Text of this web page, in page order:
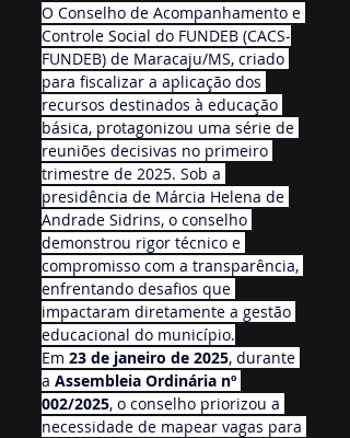
O Conselho de Acompanhamento e
Controle Social do FUNDEB (CACS-
FUNDEB) de Maracaju/MS, criado
para fiscalizar a aplicação dos
recursos destinados à educação
básica, protagonizou uma série de
reuniões decisivas no primeiro
trimestre de 2025. Sob a
presidência de Márcia Helena de
Andrade Sidrins, o conselho
demonstrou rigor técnico e
compromisso com a transparência,
enfrentando desafios que
impactaram diretamente a gestão
educacional do município.
Em 23 de janeiro de 2025, durante
a Assembleia Ordinária nº
002/2025, o conselho priorizou a
necessidade de mapear vagas para